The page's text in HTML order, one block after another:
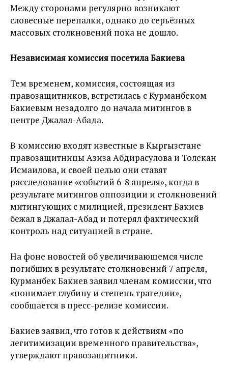
Между сторонами регулярно возникают
словесные перепалки, однако до серьёзных
массовых столкновений пока не дошло.
Независимая комиссия посетила Бакиева
Тем временем, комиссия, состоящая из
правозащитников, встретилась с Курманбеком
Бакиевым незадолго до начала митингов в
центре Джалал-Абада.
В комиссию входят известные в Кыргызстане
правозащитницы Азиза Абдирасулова и Толекан
Исмаилова, и своей целью они ставят
расследование «событий 6-8 апреля», когда в
результате митингов оппозиции и столкновений
митингующих с милицией, президент Бакиев
бежал в Джалал-Абад и потерял фактический
контроль над ситуацией в стране.
На фоне новостей об увеличивающемся числе
погибших в результате столкновений 7 апреля,
Курманбек Бакиев заявил членам комиссии, что
«понимает глубину и степень трагедии»,
сообщается в пресс-релизе комиссии.
Бакиев заявил, что готов к действиям «по
легитимизации временного правительства»,
утверждают правозащитники.